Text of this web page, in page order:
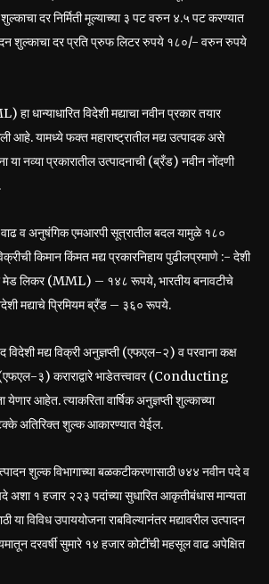
दर निर्मिती मूल्याच्या ३ पट वरुन ४.५ पट करण्यात
शुल्काचा दर प्रति प्रुफ लिटर रुपये १८०/- वरुन रुपये
धान्याधारित विदेशी मद्याचा नवीन प्रकार तयार
आहे. यामध्ये फक्त महाराष्ट्रातील मद्य उत्पादक असे
नव्या प्रकारातील उत्पादनाची (ब्रँड) नवीन नोंदणी
वाढ व अनुषंगिक एमआरपी सूत्रातील बदल यामुळे १८०
किमान किंमत मद्य प्रकारनिहाय पुढीलप्रमाणे :- देशी
मेड लिकर (MML) – १४८ रूपये, भारतीय बनावटीचे
मद्याचे प्रिमियम ब्रँड – ३६० रूपये.
विदेशी मद्य विक्री अनुज्ञप्ती (एफएल-२) व परवाना कक्ष
३) कराराद्वारे भाडेतत्त्वावर (Conducting
आहेत. त्याकरिता वार्षिक अनुज्ञप्ती शुल्काच्या
अतिरिक्त शुल्क आकारण्यात येईल.
शुल्क विभागाच्या बळकटीकरणासाठी ७४४ नवीन पदे व
अशा १ हजार २२३ पदांच्या सुधारित आकृतीबंधास मान्यता
या विविध उपाययोजना राबविल्यानंतर मद्यावरील उत्पादन
दरवर्षी सुमारे १४ हजार कोटींची महसूल वाढ अपेक्षित